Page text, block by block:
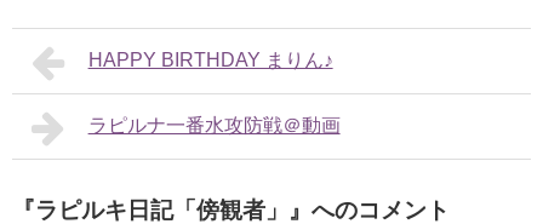
HAPPY BIRTHDAY まりん♪
ラピルナ一番水攻防戦＠動画
『ラピルキ日記「傍観者」』へのコメント